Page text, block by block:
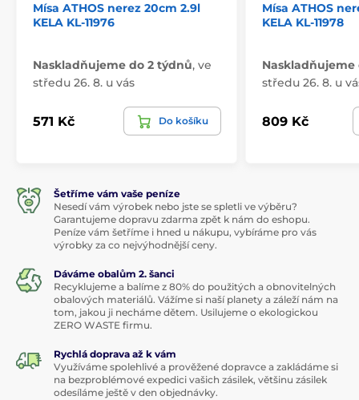
Mísa ATHOS nerez 20cm 2.9l
KELA KL-11976
Naskladňujeme do 2 týdnů, ve
středu 26. 8. u vás
571 Kč Do košíku
Mísa ATHOS
KELA KL-11978
Naskladňujeme
středu 26. 8. u
809 Kč
Šetříme vám vaše peníze
Nesedí vám výrobek nebo jste se spletli ve výběru?
Garantujeme dopravu zdarma zpět k nám do eshopu.
Peníze vám šetříme i hned u nákupu, vybíráme pro vás
výrobky za co nejvýhodnější ceny.
Dáváme obalům 2. šanci
Recyklujeme a balíme z 80% do použitých a obnovitelných
obalových materiálů. Vážíme si naší planety a záleží nám na
tom, jakou ji necháme dětem. Usilujeme o ekologickou
ZERO WASTE firmu.
Rychlá doprava až k vám
Využíváme spolehlivé a prověžené dopravce a zakládáme si
na bezproblémové expedici vašich zásilek, většinu zásilek
odesíláme ještě v den objednávky.